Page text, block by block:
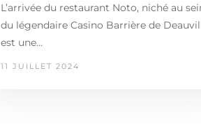
L’arrivée du restaurant Noto, niché au
du légendaire Casino Barrière de
est une…
11 JUILLET 2024